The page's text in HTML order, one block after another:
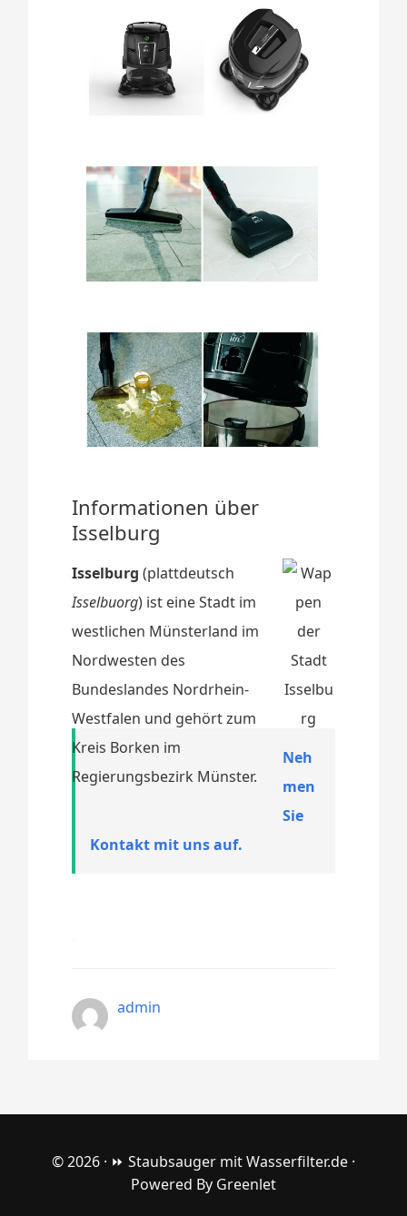
Informationen über
Isselburg
Isselburg (plattdeutsch
Isselbuorg) ist eine Stadt im
westlichen Münsterland im
Nordwesten des
Bundeslandes Nordrhein-
Westfalen und gehört zum
Kreis Borken im
Regierungsbezirk Münster.
Neh
men
Sie
Kontakt mit uns auf.
admin
© 2026 · ⏩ Staubsauger mit Wasserfilter.de ·
Powered By Greenlet